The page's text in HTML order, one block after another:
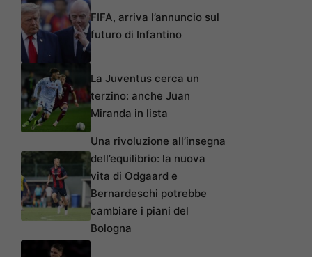
FIFA, arriva l’annuncio sul
futuro di Infantino
La Juventus cerca un
terzino: anche Juan
Miranda in lista
Una rivoluzione all’insegna
dell’equilibrio: la nuova
vita di Odgaard e
Bernardeschi potrebbe
cambiare i piani del
Bologna